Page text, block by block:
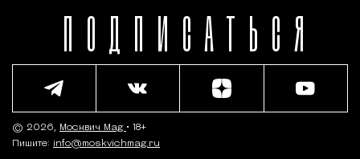
ПОДПИСАТЬСЯ
© 2026, Москвич Mag • 18+
Пишите: info@moskvichmag.ru